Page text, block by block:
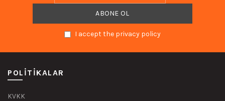
I accept the privacy policy
POLITIKALAR
KVKK